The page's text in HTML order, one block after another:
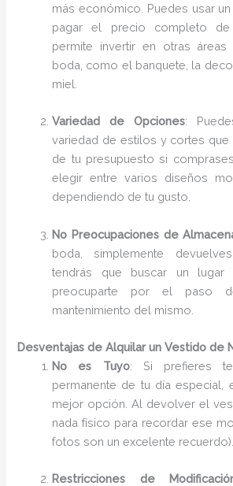
más económico. Puedes usar
pagar el precio completo
permite invertir en otras
boda, como el banquete, la
miel.
Variedad de Opciones:
variedad de estilos y cortes que
de tu presupuesto si
elegir entre varios diseños
dependiendo de tu gusto.
No Preocupaciones de
boda, simplemente
tendrás que buscar un lugar
preocuparte por el paso
mantenimiento del mismo.
Desventajas de Alquilar un Vestido de
No es Tuyo: Si prefieres
permanente de tu día especial,
mejor opción. Al devolver el
nada físico para recordar ese
fotos son un excelente recuerdo).
Restricciones de